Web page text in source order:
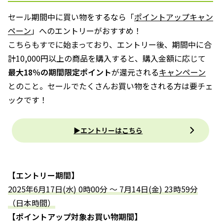
セール期間中に買い物をするなら「ポイントアップキャン
ペーン 」へのエントリーがおすすめ！
こちらもすでに始まっており、エントリー後、期間中に合
計10,000円以上の商品を購入すると、購入金額に応じて
最大18％の期間限定ポイントが還元されるキャンペーン
とのこと。セールでたくさんお買い物をされる方は要チェ
ックです！
▶エントリーはこちら
【エントリー期間】
2025年6月17日(水) 0時00分 ～ 7月14日(金) 23時59分
（日本時間）
【ポイントアップ対象お買い物期間】